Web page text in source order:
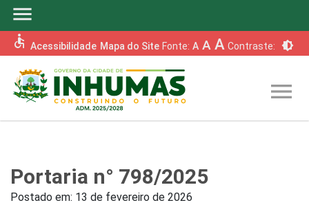
menu
accessible Acessibilidade Mapa do Site Fonte: A A A Contraste: brightness_6
menu
Portaria n° 798/2025
Postado em: 13 de fevereiro de 2026